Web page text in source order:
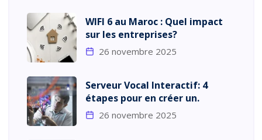
WIFI 6 au Maroc : Quel impact
sur les entreprises?
26 novembre 2025
Serveur Vocal Interactif: 4
étapes pour en créer un.
26 novembre 2025